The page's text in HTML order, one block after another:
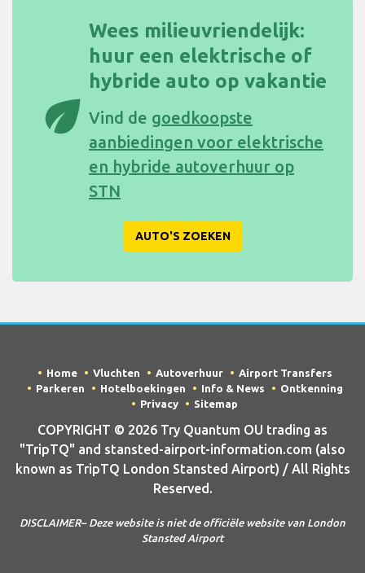
eco
Wees milieuvriendelijk:
huur een elektrische of
hybride auto op vakantie
Vind de goedkoopste
aanbiedingen voor elektrische
en hybride autoverhuur op
STN
AUTO'S ZOEKEN
Home Vluchten Autoverhuur
Airport Transfers
Parkeren
Hotelboekingen Info & News
Ontkenning
Privacy
Sitemap
COPYRIGHT © 2026 Try Quantum OU trading as
"TripTQ" and stansted-airport-information.com (also
known as TripTQ London Stansted Airport) / All Rights
Reserved.
DISCLAIMER– Deze website is niet de officiële website van London
Stansted Airport